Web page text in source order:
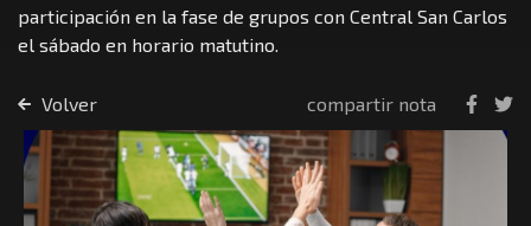
participación en la fase de grupos con Central San Carlos
el sábado en horario matutino.
Volver compartir nota